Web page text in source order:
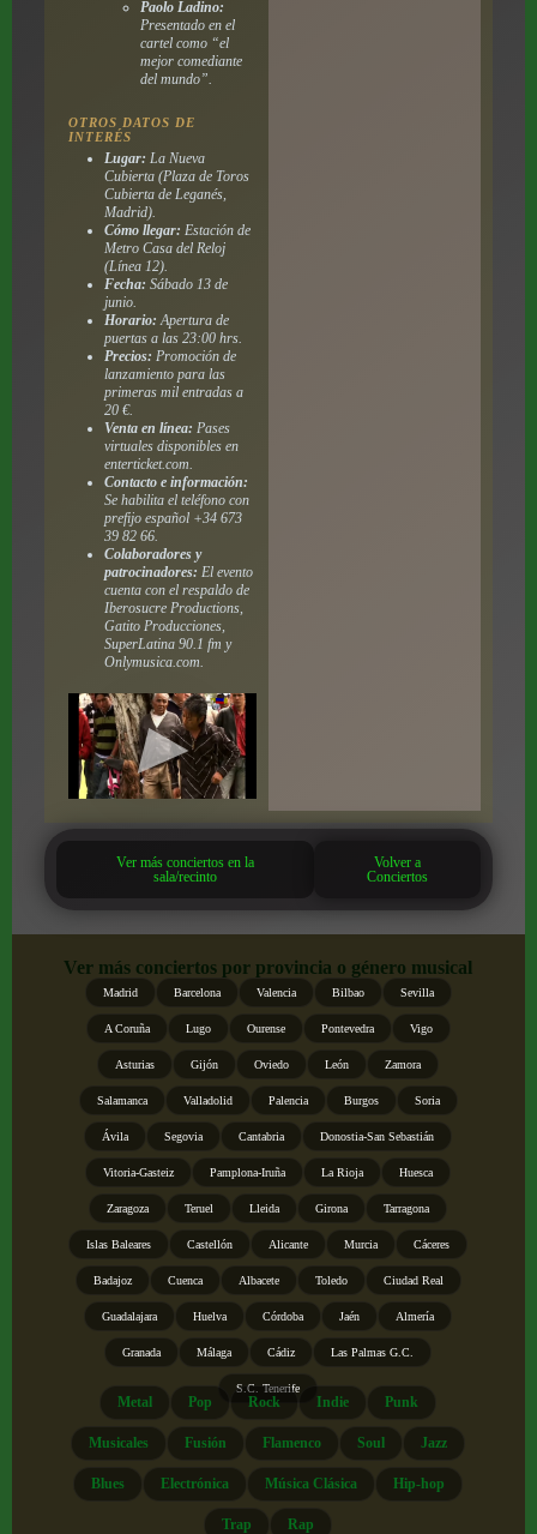
Paolo Ladino:
Presentado en el
cartel como “el
mejor comediante
del mundo”.
OTROS DATOS DE
INTERÉS
Lugar: La Nueva
Cubierta (Plaza de Toros
Cubierta de Leganés,
Madrid).
Cómo llegar: Estación de
Metro Casa del Reloj
(Línea 12).
Fecha: Sábado 13 de
junio.
Horario: Apertura de
puertas a las 23:00 hrs.
Precios: Promoción de
lanzamiento para las
primeras mil entradas a
20 €.
Venta en línea: Pases
virtuales disponibles en
enterticket.com.
Contacto e información:
Se habilita el teléfono con
prefijo español +34 673
39 82 66.
Colaboradores y
patrocinadores: El evento
cuenta con el respaldo de
Iberosucre Productions,
Gatito Producciones,
SuperLatina 90.1 fm y
Onlymusica.com.
Ver más conciertos en la
sala/recinto
Volver a
Conciertos
Ver más conciertos por provincia o género musical
Madrid Barcelona Valencia Bilbao Sevilla
A Coruña Lugo Ourense Pontevedra Vigo
Asturias Gijón Oviedo León Zamora
Salamanca Valladolid Palencia Burgos Soria
Ávila Segovia Cantabria Donostia-San Sebastián
Vitoria-Gasteiz Pamplona-Iruña La Rioja Huesca
Zaragoza Teruel Lleida Girona Tarragona
Islas Baleares Castellón Alicante Murcia Cáceres
Badajoz Cuenca Albacete Toledo Ciudad Real
Guadalajara Huelva Córdoba Jaén Almería
Granada Málaga Cádiz Las Palmas G.C.
S.C. Tenerife
Metal Pop Rock Indie Punk
Musicales Fusión Flamenco Soul Jazz
Blues Electrónica Música Clásica Hip-hop
Trap Rap